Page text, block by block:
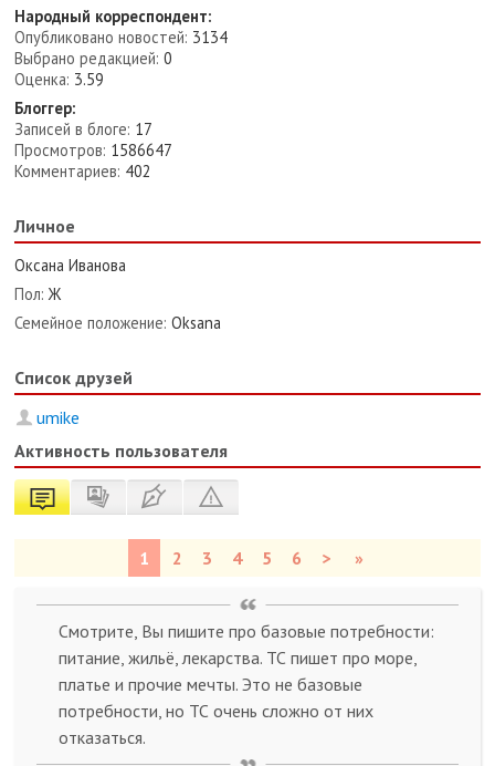
Народный корреспондент:
Опубликовано новостей: 3134
Выбрано редакцией: 0
Оценка: 3.59
Блоггер:
Записей в блоге: 17
Просмотров: 1586647
Комментариев: 402
Личное
Оксана Иванова
Пол: Ж
Семейное положение: Oksana
Список друзей
umike
Активность пользователя
1 2 3 4 5 6 > »
Смотрите, Вы пишите про базовые потребности:
питание, жильё, лекарства. ТС пишет про море,
платье и прочие мечты. Это не базовые
потребности, но ТС очень сложно от них
отказаться.